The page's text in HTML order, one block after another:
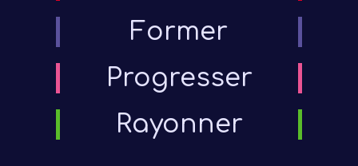
Former
Progresser
Rayonner